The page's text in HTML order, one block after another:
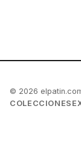
© 2026
COLECCIONES